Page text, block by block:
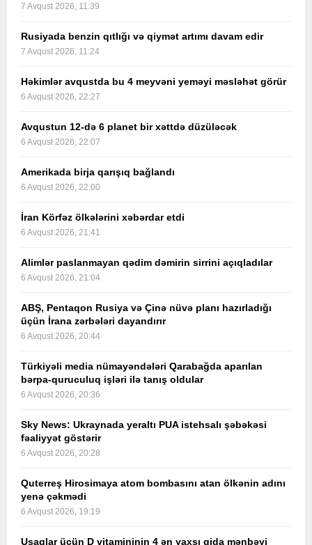
7 Avqust 2026, 11:39
Rusiyada benzin qıtlığı və qiymət artımı davam edir
7 Avqust 2026, 11:24
Həkimlər avqustda bu 4 meyvəni yeməyi məsləhət görür
6 Avqust 2026, 22:27
Avqustun 12-də 6 planet bir xəttdə düzüləcək
6 Avqust 2026, 22:07
Amerikada birja qarışıq bağlandı
6 Avqust 2026, 22:00
İran Körfəz ölkələrini xəbərdar etdi
6 Avqust 2026, 21:41
Alimlər paslanmayan qədim dəmirin sirrini açıqladılar
6 Avqust 2026, 21:04
ABŞ, Pentaqon Rusiya və Çinə nüvə planı hazırladığı
üçün İrana zərbələri dayandırır
6 Avqust 2026, 20:44
Türkiyəli media nümayəndələri Qarabağda aparılan
bərpa-quruculuq işləri ilə tanış oldular
6 Avqust 2026, 20:36
Sky News: Ukraynada yeraltı PUA istehsalı şəbəkəsi
fəaliyyət göstərir
6 Avqust 2026, 20:28
Quterreş Hirosimaya atom bombasını atan ölkənin adını
yenə çəkmədi
6 Avqust 2026, 19:19
Uşaqlar üçün D vitamininin 4 ən yaxşı qida mənbəyi